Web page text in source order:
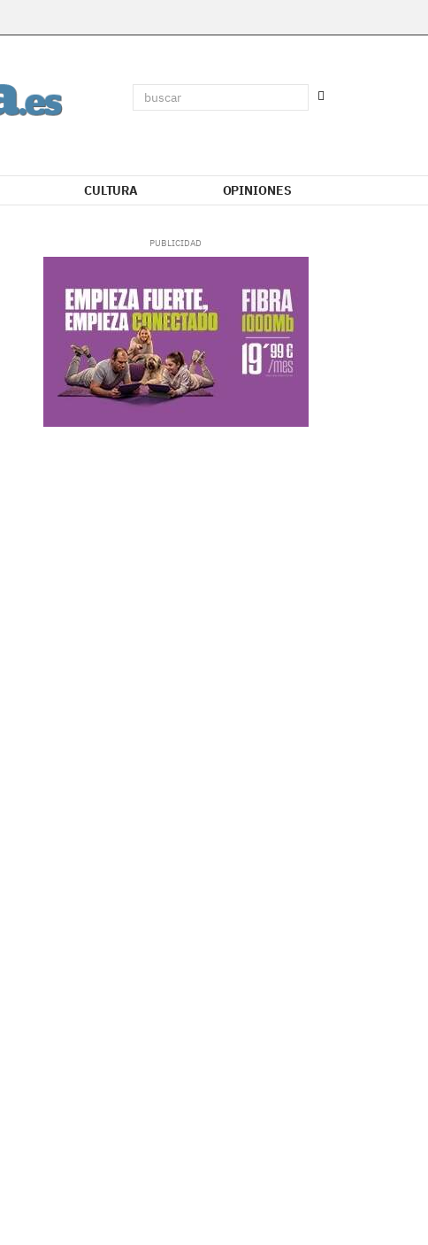
CULTURA OPINIONES